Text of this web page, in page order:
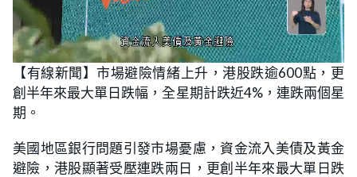
U
n
m
u
t
e
L
o
a
d
e
d
2
7
%
【有線新聞】市場避險情緒上升，港股跌逾600點，更
創半年來最大單日跌幅，全星期計跌近4%，連跌兩個星
期。
美國地區銀行問題引發市場憂慮，資金流入美債及黃金
避險，港股顯著受壓連跌兩日，更創半年來最大單日跌